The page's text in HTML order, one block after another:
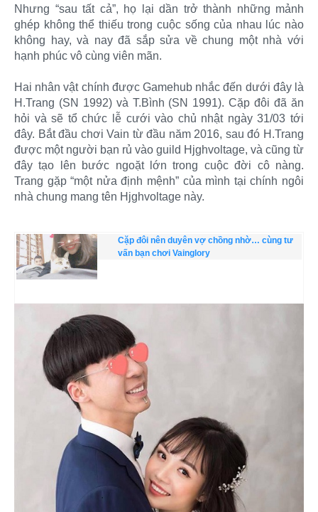
Nhưng “sau tất cả”, họ lại dần trở thành những mảnh
ghép không thể thiếu trong cuộc sống của nhau lúc nào
không hay, và nay đã sắp sửa về chung một nhà với
hạnh phúc vô cùng viên mãn.
Hai nhân vật chính được Gamehub nhắc đến dưới đây là
H.Trang (SN 1992) và T.Bình (SN 1991). Cặp đôi đã ăn
hỏi và sẽ tổ chức lễ cưới vào chủ nhật ngày 31/03 tới
đây. Bắt đầu chơi Vain từ đầu năm 2016, sau đó H.Trang
được một người bạn rủ vào guild Hjghvoltage, và cũng từ
đây tạo lên bước ngoặt lớn trong cuộc đời cô nàng.
Trang gặp “một nửa định mệnh” của mình tại chính ngôi
nhà chung mang tên Hjghvoltage này.
Cặp đôi nên duyên vợ chồng nhờ… cùng tư
vấn bạn chơi Vainglory